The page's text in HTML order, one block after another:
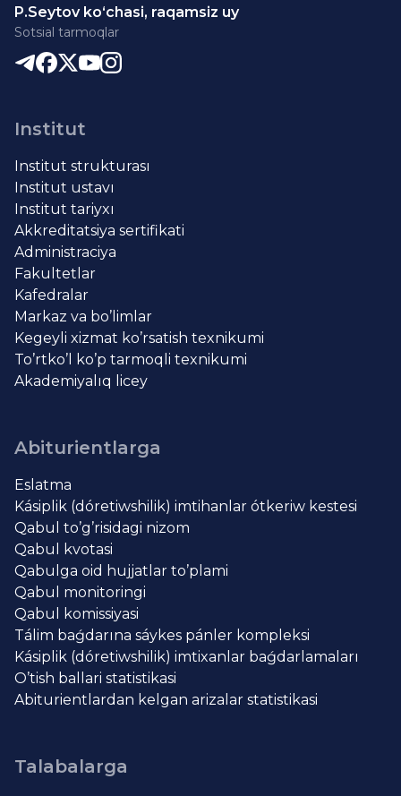
P.Seytov ko‘chasi, raqamsiz uy
Sotsial tarmoqlar
Institut
Institut strukturası
Institut ustavı
Institut tariyxı
Akkreditatsiya sertifikati
Administraciya
Fakultetlar
Kafedralar
Markaz va bo’limlar
Kegeyli xizmat ko’rsatish texnikumi
To’rtko’l ko’p tarmoqli texnikumi
Akademiyalıq licey
Abiturientlarga
Eslatma
Kásiplik (dóretiwshilik) imtihanlar ótkeriw kestesi
Qabul to’g’risidagi nizom
Qabul kvotasi
Qabulga oid hujjatlar to’plami
Qabul monitoringi
Qabul komissiyasi
Tálim baǵdarına sáykes pánler kompleksi
Kásiplik (dóretiwshilik) imtixanlar baǵdarlamaları
O’tish ballari statistikasi
Abiturientlardan kelgan arizalar statistikasi
Talabalarga